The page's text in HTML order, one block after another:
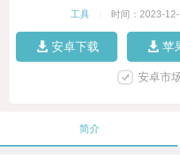
工具 时间：2023-
安卓下载 苹
安卓市
简介